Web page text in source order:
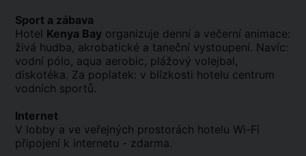
Sport a zábava
Hotel Kenya Bay organizuje denní a večerní animace:
živá hudba, akrobatické a taneční vystoupení. Navíc:
vodní pólo, aqua aerobic, plážový volejbal,
diskotéka. Za poplatek: v blízkosti hotelu centrum
vodních sportů.
Internet
V lobby a ve veřejných prostorách hotelu Wi-Fi
připojení k internetu - zdarma.